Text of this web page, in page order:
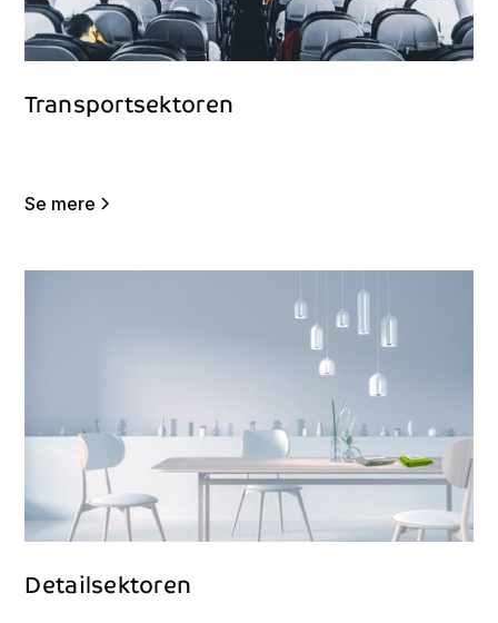
Transportsektoren
Se mere
Detailsektoren